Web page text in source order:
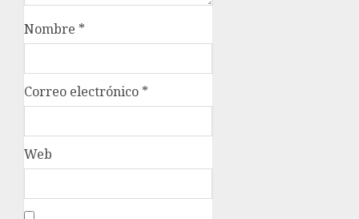
Nombre *
Correo electrónico *
Web